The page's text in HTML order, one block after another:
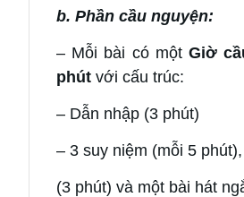
b. Phần cầu nguyện:
– Mỗi bài có mộtGiờ
phút với cấu trúc:
– Dẫn nhập (3 phút)
– 3 suy niệm (mỗi 5
(3 phút) và một bài hát